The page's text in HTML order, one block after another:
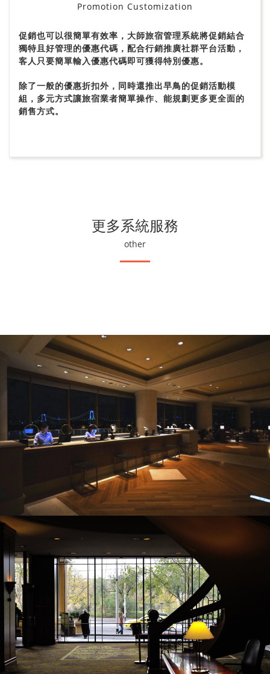
Promotion Customization
促銷也可以很簡單有效率，大師旅宿管理系統將促銷結合
獨特且好管理的優惠代碼，配合行銷推廣社群平台活動，
客人只要簡單輸入優惠代碼即可獲得特別優惠。
除了一般的優惠折扣外，同時還推出早鳥的促銷活動模
組，多元方式讓旅宿業者簡單操作、能規劃更多更全面的
銷售方式。
更多系統服務
other